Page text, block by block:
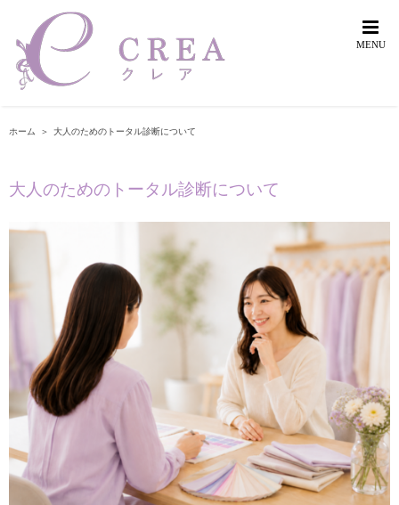
content
ホーム ＞ 大人のためのトータル診断について
大人のためのトータル診断について